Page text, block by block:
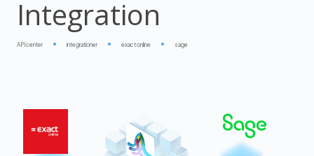
Integration
APIcenter integrationer exact online sage